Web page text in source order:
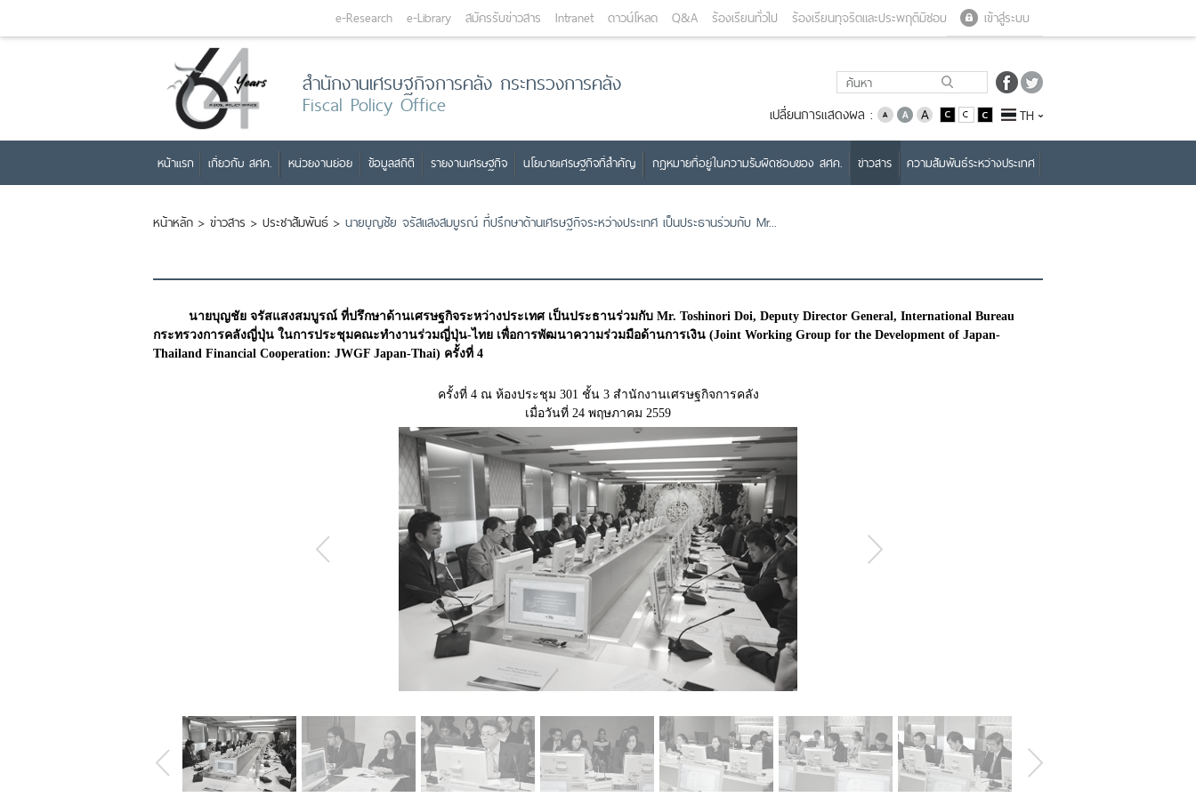
เข้าสู่ระบบ
e-Research e-Library สมัครรับข่าวสาร Intranet ดาวน์โหลด Q&A ร้องเรียนทั่วไป ร้องเรียนทุจริตและประพฤติมิชอบ
สำนักงานเศรษฐกิจการคลัง กระทรวงการคลัง
Fiscal Policy Office เปลี่ยนการแสดงผล : TH
หน้าแรก เกี่ยวกับ สศค. หน่วยงานย่อย ข้อมูลสถิติ รายงานเศรษฐกิจ นโยบายเศรษฐกิจที่สำคัญ กฎหมายที่อยู่ในความรับผิดชอบของ สศค. ข่าวสาร ความสัมพันธ์ระหว่างประเทศ
หน้าหลัก > ข่าวสาร > ประชาสัมพันธ์ > นายบุญชัย จรัสแสงสมบูรณ์ ที่ปรึกษาด้านเศรษฐกิจระหว่างประเทศ เป็นประธานร่วมกับ Mr...
นายบุญชัย จรัสแสงสมบูรณ์ ที่ปรึกษาด้านเศรษฐกิจระหว่างประเทศ เป็นประธานร่วมกับ Mr. Toshinori Doi, Deputy Director General, International Bureau
กระทรวงการคลังญี่ปุ่น ในการประชุมคณะทำงานร่วมญี่ปุ่น-ไทย เพื่อการพัฒนาความร่วมมือด้านการเงิน (Joint Working Group for the Development of Japan-
Thailand Financial Cooperation: JWGF Japan-Thai) ครั้งที่ 4
ครั้งที่ 4 ณ ห้องประชุม 301 ชั้น 3 สำนักงานเศรษฐกิจการคลัง
เมื่อวันที่ 24 พฤษภาคม 2559